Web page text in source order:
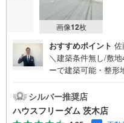
画像12枚
おすすめポイント
＼建築条件無し/敷
ーで建築可能・整形
です【お買い物施設
分・食品館アプロ柱
24分・スーパーマー
シルバー推奨店
ハウスフリーダム 茨木店